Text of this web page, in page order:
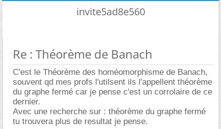
invite5ad8e560
Re : Théorème de Banach
C'est le Théorème des homéomorphisme de Banach,
souvent qd mes profs l'utilsent ils l'appellent théorème
du graphe fermé car je pense c'est un corrolaire de ce
dernier.
Avec une recherche sur : théorème du graphe fermé
tu trouvera plus de resultat je pense.